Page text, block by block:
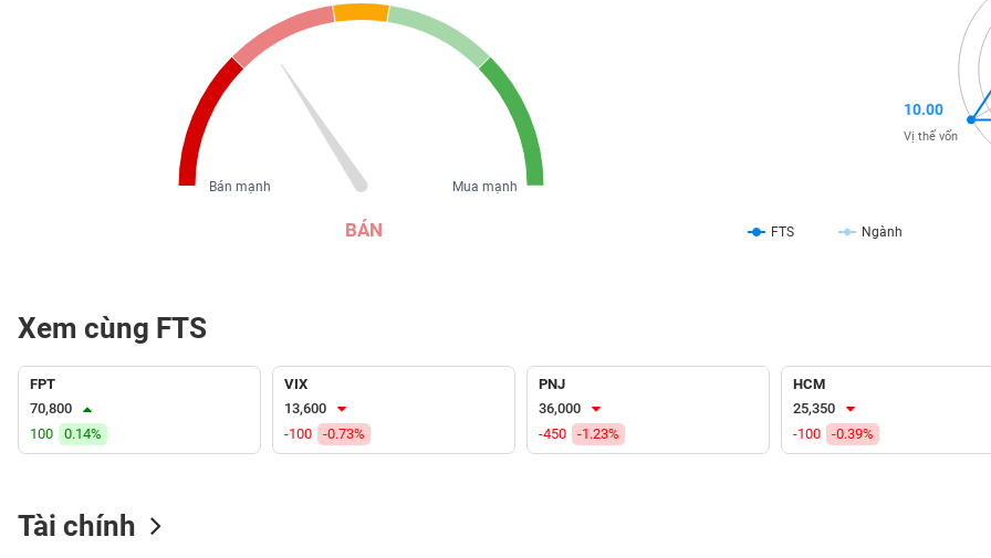
BÁN
Mua mạnh
Bán mạnh
FTS Ngành
10.00
Vị thế vốn
Xem cùng FTS
FPT
70,800
100
0.14%
VIX
13,600
-100
-0.73%
PNJ
36,000
-450
-1.23%
HCM
25,350
-100
-0.39%
Tài chính
(-)
VS-
SECTOR